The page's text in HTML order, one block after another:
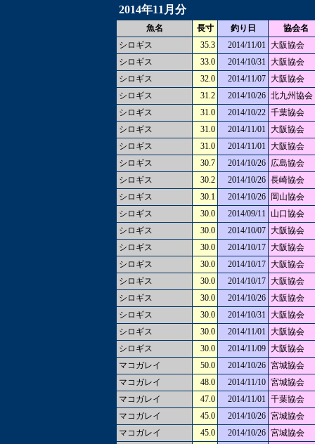
2014年11月分
魚名 長寸 釣り日
協会名
シロギス
35.3 2014/11/01 大阪協会
シロギス
33.0 2014/10/31 大阪協会
シロギス
32.0 2014/11/07 大阪協会
シロギス
31.2 2014/10/26 北九州協会
シロギス
31.0 2014/10/22 千葉協会
シロギス
31.0 2014/11/01 大阪協会
シロギス
31.0 2014/11/01 大阪協会
シロギス
30.7 2014/10/26 広島協会
シロギス
30.2 2014/10/26 長崎協会
シロギス
30.1 2014/10/26
岡山協会
シロギス
30.0 2014/09/11 山口協会
シロギス
30.0 2014/10/07 大阪協会
シロギス
30.0 2014/10/17 大阪協会
シロギス
30.0 2014/10/17 大阪協会
シロギス
30.0 2014/10/17 大阪協会
シロギス
30.0 2014/10/26 大阪協会
シロギス
30.0 2014/10/31 大阪協会
シロギス
30.0 2014/11/01 大阪協会
シロギス
30.0 2014/11/09 大阪協会
マコガレイ
50.0 2014/10/26 宮城協会
マコガレイ
48.0 2014/11/10 宮城協会
マコガレイ
47.0 2014/11/01 千葉協会
マコガレイ
45.0 2014/10/26 宮城協会
マコガレイ
45.0 2014/10/26 宮城協会